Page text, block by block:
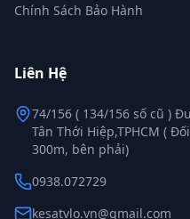
Chính Sách Bảo Hành
Liên Hệ
74/156 ( 134/156 số cũ )
Tân Thới Hiệp,TPHCM (
300m, bên phải)
0938.072729
kesatvlo.vn@gmail.com